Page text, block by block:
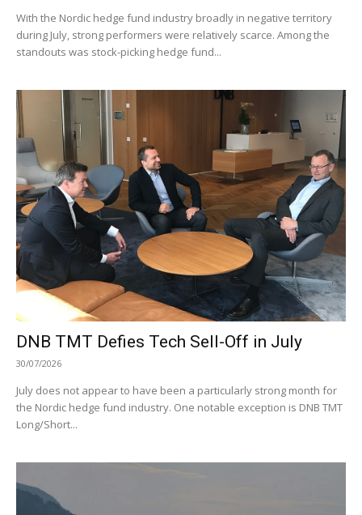
With the Nordic hedge fund industry broadly in negative territory
during July, strong performers were relatively scarce. Among the
standouts was stock-picking hedge fund...
DNB TMT Defies Tech Sell-Off in July
30/07/2026
July does not appear to have been a particularly strong month for
the Nordic hedge fund industry. One notable exception is DNB TMT
Long/Short...